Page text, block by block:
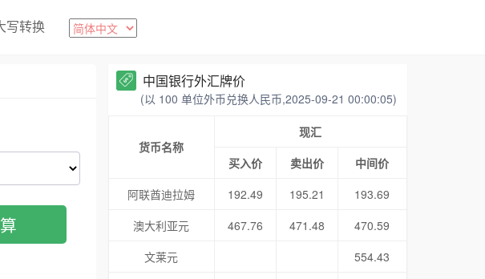
写转换
中国银行外汇牌价
(以 100 单位外币兑换人民币,2025-09-21 00:00:05)
货币名称
现汇
买入价
卖出价
中间价
阿联酋迪拉姆
192.49 195.21
193.69
澳大利亚元
467.76 471.48
470.59
文莱元
554.43